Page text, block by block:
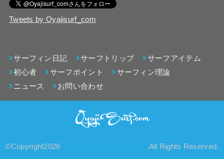
Tweets by Oyajisurf_com
サーフィン日記 サーフトリップ
サーフアイテム
初心者
サーフポイント
サーフィン理論
ニュース
お問い合わせ
©Copyright2026 .All Rights Reserved.